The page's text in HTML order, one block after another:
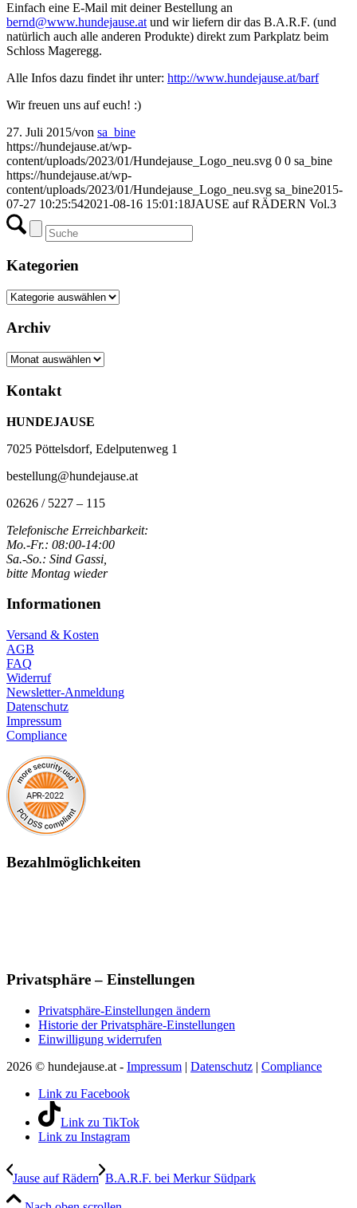
Einfach eine E-Mail mit deiner Bestellung an
bernd@www.hundejause.at und wir liefern dir das B.A.R.F. (und
natürlich auch alle anderen Produkte) direkt zum Parkplatz beim
Schloss Mageregg.
Alle Infos dazu findet ihr unter: http://www.hundejause.at/barf
Wir freuen uns auf euch! :)
27. Juli 2015/von sa_bine
https://hundejause.at/wp-
content/uploads/2023/01/Hundejause_Logo_neu.svg 0 0 sa_bine
https://hundejause.at/wp-
content/uploads/2023/01/Hundejause_Logo_neu.svg sa_bine2015-
07-27 10:25:542021-08-16 15:01:18JAUSE auf RÄDERN Vol.3
Kategorien
Kategorien
Archiv
Archiv
Kontakt
HUNDEJAUSE
7025 Pöttelsdorf, Edelputenweg 1
bestellung@hundejause.at
02626 / 5227 – 115
Telefonische Erreichbarkeit:
Mo.-Fr.: 08:00-14:00
Sa.-So.: Sind Gassi,
bitte Montag wieder
Informationen
Versand & Kosten
AGB
FAQ
Widerruf
Newsletter-Anmeldung
Datenschutz
Impressum
Compliance
Bezahlmöglichkeiten
Privatsphäre – Einstellungen
Privatsphäre-Einstellungen ändern
Historie der Privatsphäre-Einstellungen
Einwilligung widerrufen
2026 © hundejause.at - Impressum | Datenschutz | Compliance
Link zu Facebook
Link zu TikTok
Link zu Instagram
Jause auf Rädern B.A.R.F. bei Merkur Südpark